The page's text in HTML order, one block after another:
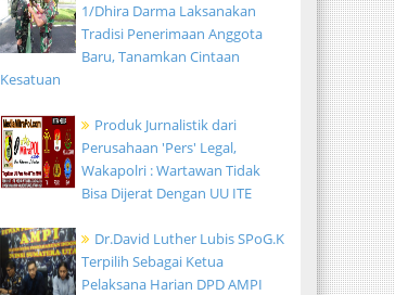
1/Dhira Darma Laksanakan
Tradisi Penerimaan Anggota
Baru, Tanamkan Cintaan
Kesatuan
Produk Jurnalistik dari
Perusahaan 'Pers' Legal,
Wakapolri : Wartawan Tidak
Bisa Dijerat Dengan UU ITE
Dr.David Luther Lubis SPoG.K
Terpilih Sebagai Ketua
Pelaksana Harian DPD AMPI